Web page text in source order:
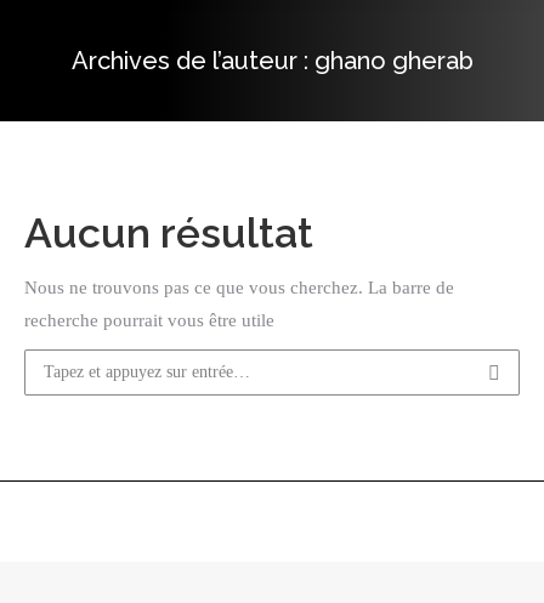
Archives de l’auteur : ghano gherab
Aucun résultat
Nous ne trouvons pas ce que vous cherchez. La barre de
recherche pourrait vous être utile
Recherche
: